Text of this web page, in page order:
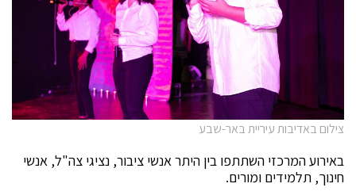
צילום באדיבות עיריית באר-שבע
באירוע המרכזי השתתפו בין היתר אנשי ציבור, נציגי צה"ל, אנשי
חינוך, תלמידים ומורים.